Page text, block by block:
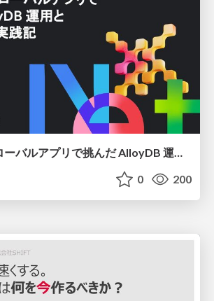
メルカリのグローバルアプリで挑んだ AlloyDB 運用と課題解決の実践記
0 200